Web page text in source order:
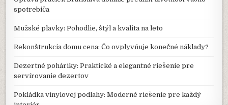
spotrebiča
Mužské plavky: Pohodlie, štýl a kvalita na leto
Rekonštrukcia domu cena: Čo ovplyvňuje konečné náklady?
Dezertné poháriky: Praktické a elegantné riešenie pre
servírovanie dezertov
Pokládka vinylovej podlahy: Moderné riešenie pre každý